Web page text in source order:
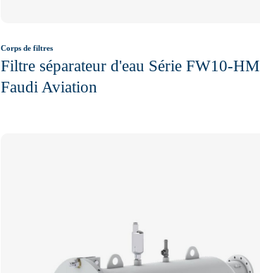
Corps de filtres
Filtre séparateur d'eau Série FW10-HM
Faudi Aviation